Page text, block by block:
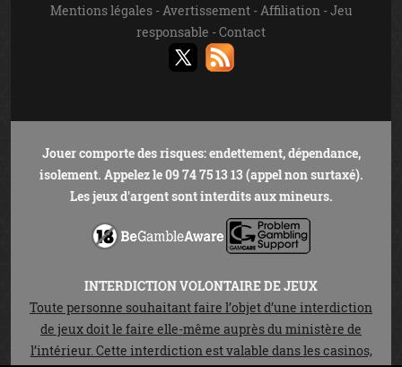
Mentions légales- Avertissement- Affiliation -Jeu
responsable -Contact
Jouer comporte des risques: endettement, dépendance,
isolement. Appelez le 09 74 75 13 13 (appel non surtaxé).
Les jeux d'argent sont interdits aux mineurs.
INTERDICTION VOLONTAIRE DE JEUX
Toute personne souhaitant faire l’objet d’une interdiction
de jeux doit le faire elle-même auprès du ministère de
l’intérieur. Cette interdiction est valable dans les casinos,